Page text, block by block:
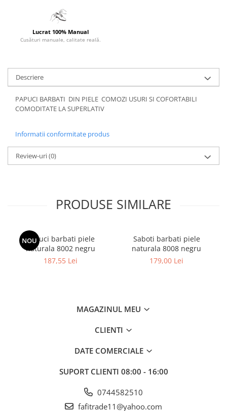
Lucrat 100% Manual
Cusături manuale, calitate reală.
Descriere
PAPUCI BARBATI DIN PIELE COMOZI USURI SI COFORTABILI
COMODITATE LA SUPERLATIV
Informatii conformitate produs
Review-uri(0)
PRODUSE SIMILARE
NOU
Papuci barbati piele
naturala 8002 negru
187,55 Lei
Saboti barbati piele
naturala 8008 negru
179,00 Lei
MAGAZINUL MEU
CLIENTI
DATE COMERCIALE
SUPORT CLIENTI 08:00 - 16:00
0744582510
fafitrade11@yahoo.com